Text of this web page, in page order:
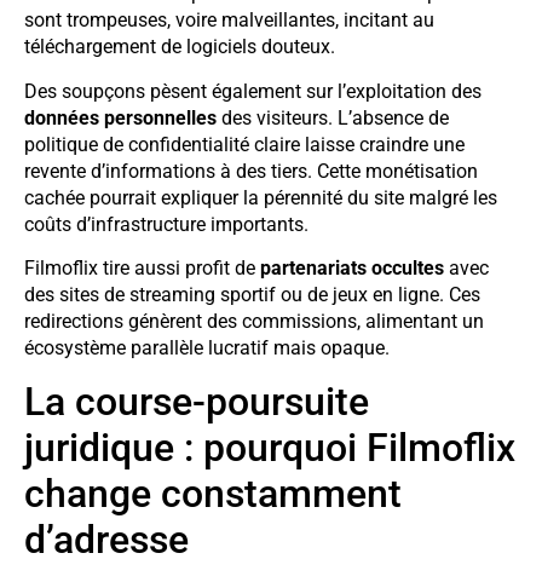
sont trompeuses, voire malveillantes, incitant au
téléchargement de logiciels douteux.
Des soupçons pèsent également sur l’exploitation des
données personnelles des visiteurs. L’absence de
politique de confidentialité claire laisse craindre une
revente d’informations à des tiers. Cette monétisation
cachée pourrait expliquer la pérennité du site malgré les
coûts d’infrastructure importants.
Filmoflix tire aussi profit de partenariats occultes avec
des sites de streaming sportif ou de jeux en ligne. Ces
redirections génèrent des commissions, alimentant un
écosystème parallèle lucratif mais opaque.
La course-poursuite
juridique : pourquoi Filmoflix
change constamment
d’adresse